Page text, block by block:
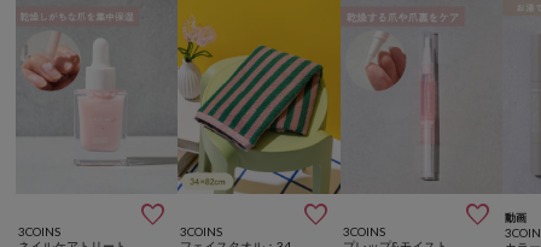

3COINS

3COINS

3COINS
動画